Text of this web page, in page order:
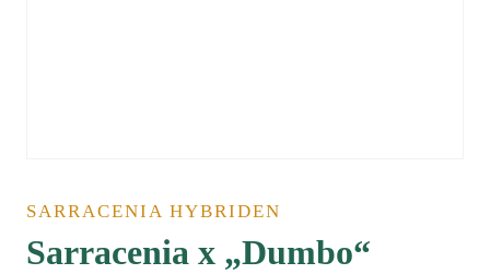
SARRACENIA HYBRIDEN
Sarracenia x „Dumbo“